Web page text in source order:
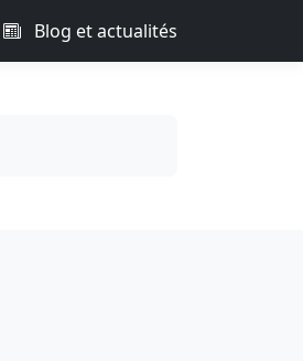
Blog et actualités